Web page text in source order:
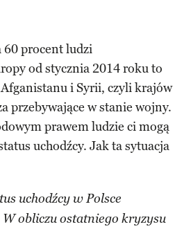
60 procent ludzi
od stycznia 2014 roku to
i Syrii, czyli krajów
przebywające w stanie wojny.
prawem ludzie ci mogą
uchodźcy. Jak ta sytuacja
uchodźcy w Polsce
obliczu ostatniego kryzysu